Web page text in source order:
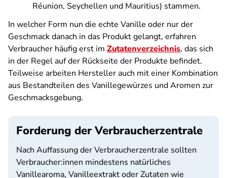
Réunion, Seychellen und Mauritius) stammen.
In welcher Form nun die echte Vanille oder nur der
Geschmack danach in das Produkt gelangt, erfahren
Verbraucher häufig erst im Zutatenverzeichnis, das sich
in der Regel auf der Rückseite der Produkte befindet.
Teilweise arbeiten Hersteller auch mit einer Kombination
aus Bestandteilen des Vanillegewürzes und Aromen zur
Geschmacksgebung.
Forderung der Verbraucherzentrale
Nach Auffassung der Verbraucherzentrale sollten
Verbraucher:innen mindestens natürliches
Vanillearoma, Vanilleextrakt oder Zutaten wie